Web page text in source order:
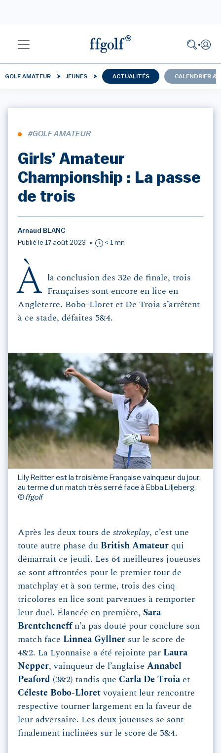
GOLF AMATEUR JEUNES ACTUALITÉS CALENDRIER &
#GOLF AMATEUR
Girls’ Amateur
Championship : La passe
de trois
Arnaud BLANC
Publié le 17 août 2023
< 1 mn
À
la conclusion des 32e de finale, trois
Françaises sont encore en lice en
Angleterre. Bobo-Lloret et De Troia s’arrêtent
à ce stade, défaites 5&4.
Lily Reitter est la troisième Française vainqueur du jour,
au terme d'un match très serré face à Ebba Liljeberg.
© ffgolf
Après les deux tours de strokeplay, c’est une
toute autre phase du British Amateur qui
démarrait ce jeudi. Les 64 meilleures joueuses
se sont affrontées pour le premier tour de
matchplay et à son terme, trois des cinq
tricolores en lice sont parvenues à remporter
leur duel. Élancée en première, Sara
Brentcheneffn’a pas douté pour conclure son
match face Linnea Gyllner sur le score de
4&2. La Lyonnaise a été rejointe par Laura
Nepper, vainqueur de l’anglaise Annabel
Peaford (3&2) tandis que Carla De Troia et
Céleste Bobo-Lloret voyaient leur rencontre
respective tourner largement en la faveur de
leur adversaire. Les deux joueuses se sont
finalement inclinées sur le score de 5&4.